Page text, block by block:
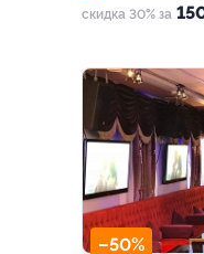
скидка 30% за
–50%